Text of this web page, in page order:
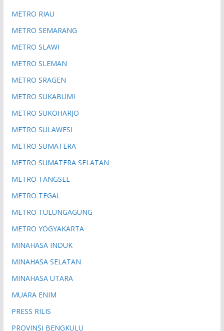
METRO RIAU
METRO SEMARANG
METRO SLAWI
METRO SLEMAN
METRO SRAGEN
METRO SUKABUMI
METRO SUKOHARJO
METRO SULAWESI
METRO SUMATERA
METRO SUMATERA SELATAN
METRO TANGSEL
METRO TEGAL
METRO TULUNGAGUNG
METRO YOGYAKARTA
MINAHASA INDUK
MINAHASA SELATAN
MINAHASA UTARA
MUARA ENIM
PRESS RILIS
PROVINSI BENGKULU